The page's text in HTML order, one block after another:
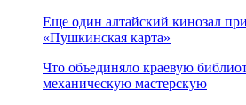
Еще один алтайский кинозал
«Пушкинская карта»
Что объединяло краевую
механическую мастерскую